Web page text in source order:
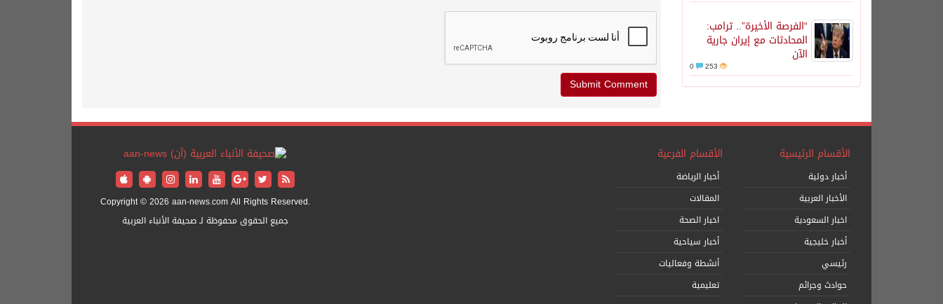
“الفرصة الأخيرة”.. ترامب:
المحادثات مع إيران جارية
الآن
253
الأقسام الرئيسية
أخبار دولية
الأخبار العربية
اخبار السعودية
أخبار خليجية
رئيسي
حوادث وجرائم
الأقسام الفرعية
أخبار الرياضة
المقالات
اخبار الصحة
أخبار سياحية
أنشطة وفعاليات
تعليمية
Copyright © 2026 aan-news.com All Rights Reserved.
جميع الحقوق محفوظة لـ صحيفة الأنباء العربية